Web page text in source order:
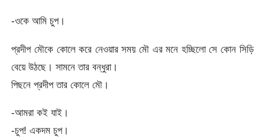
-ওকে আমি চুপ।
প্রদীপ মৌকে কোলে করে নেওয়ার সময় মৌ এর মনে হচ্ছিলো সে কোন সিড়ি
বেয়ে উঠছে। সামনে তার বন্ধুরা।
পিছনে প্রদীপ তার কোলে মৌ।
-আমরা কই যাই।
-চুপ! একদম চুপ।